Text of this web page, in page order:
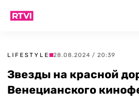
LIFESTYLE 28.08.2024 / 20:39
Звезды на красной
Венецианского